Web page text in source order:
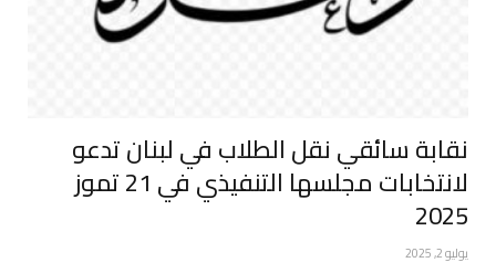
نقابة سائقي نقل الطلاب في لبنان تدعو
لانتخابات مجلسها التنفيذي في 21 تموز
2025
يوليو 2, 2025